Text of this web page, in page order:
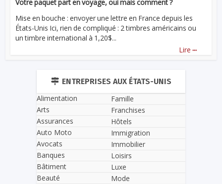
Votre paquet part en voyage, oui mais comment ?
Mise en bouche : envoyer une lettre en France depuis les
États-Unis Ici, rien de compliqué : 2 timbres américains ou
un timbre international à 1,20$...
Lire ...
ENTREPRISES AUX ÉTATS-UNIS
Alimentation
Arts
Assurances
Auto Moto
Avocats
Banques
Bâtiment
Beauté
Famille
Franchises
Hôtels
Immigration
Immobilier
Loisirs
Luxe
Mode